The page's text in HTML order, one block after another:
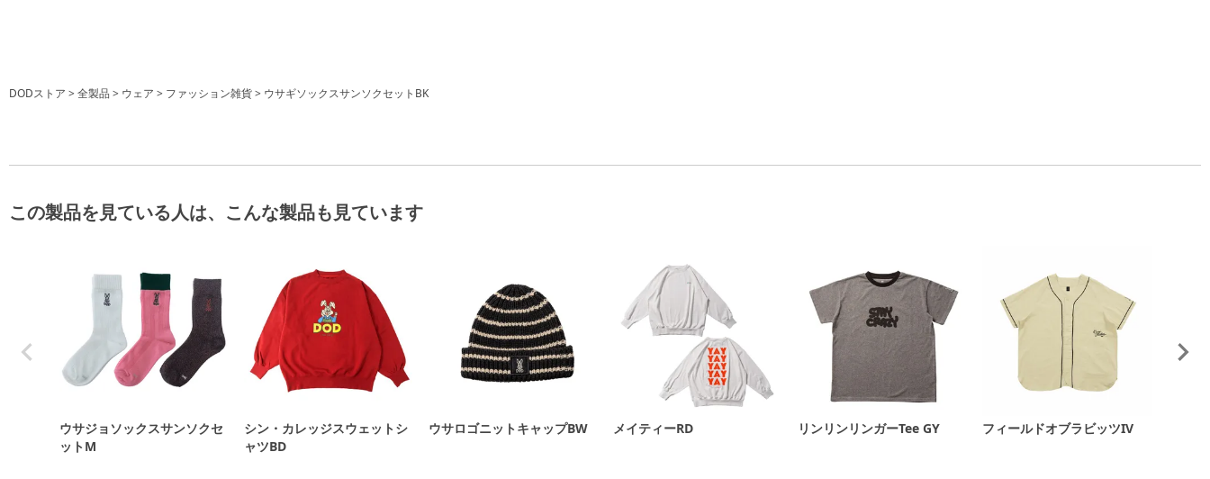
DODストア 全製品 ウェア ファッション雑貨 ウサギソックスサンソクセットBK
この製品を見ている人は、こんな製品も見ています
ウサジョソックスサンソクセ
ットM
シン・カレッジスウェットシ
ャツBD
ウサロゴニットキャップBW メイティーRD リンリンリンガーTee GY フィールドオブラビッツIV